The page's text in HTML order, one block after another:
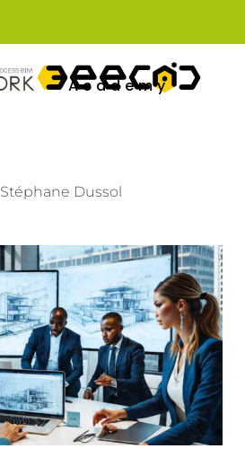
Academy
Stéphane Dussol